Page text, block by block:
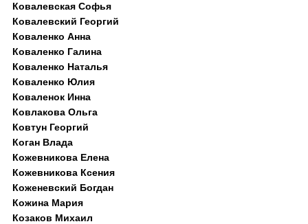
Ковалевская Софья
Ковалевский Георгий
Коваленко Анна
Коваленко Галина
Коваленко Наталья
Коваленко Юлия
Коваленок Инна
Ковлакова Ольга
Ковтун Георгий
Коган Влада
Кожевникова Елена
Кожевникова Ксения
Коженевский Богдан
Кожина Мария
Козаков Михаил